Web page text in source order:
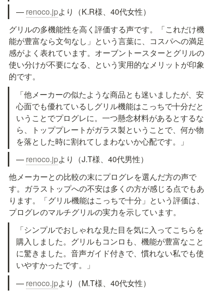
— renoco.jpより（K.R様、40代女性）
グリルの多機能性を高く評価する声です。「これだけ機
能が豊富なら文句なし」という言葉に、コスパへの満足
感がよく表れています。オーブントースターとグリルの
使い分けが不要になる、という実用的なメリットが印象
的です。
「他メーカーの似たような商品とも迷いましたが、安
心面でも優れているしグリル機能はこっちで十分だと
いうことでプログレに。一つ懸念材料があるとするな
ら、トッププレートがガラス製ということで、何か物
を落とした時に割れてしまわないか心配です。」
— renoco.jpより（J.T様、40代男性）
他メーカーとの比較の末にプログレを選んだ方の声で
す。ガラストップへの不安は多くの方が感じる点でもあ
ります。「グリル機能はこっちで十分」という評価は、
プログレのマルチグリルの実力を示しています。
「シンプルでおしゃれな見た目を気に入ってこちらを
購入しました。グリルもコンロも、機能が豊富なこと
に驚きました。音声ガイド付きで、慣れない私でも使
いやすかったです。」
— renoco.jpより（M.T様、40代女性）